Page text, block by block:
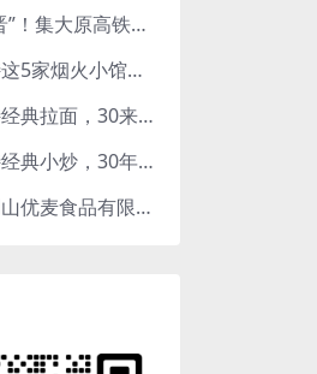
高歌“蒙晋”！集大原高铁开通运营
呼和浩特这5家烟火小馆，都在一个小区，小区越老，小店“越破”，越有味道
呼和浩特经典拉面，30来年老店，一餐一面，舒服！
呼和浩特经典小炒，30年小馆，鱼香肉丝，过油肉土豆片，干炸里脊，全了！
内蒙古阴山优麦食品有限公司